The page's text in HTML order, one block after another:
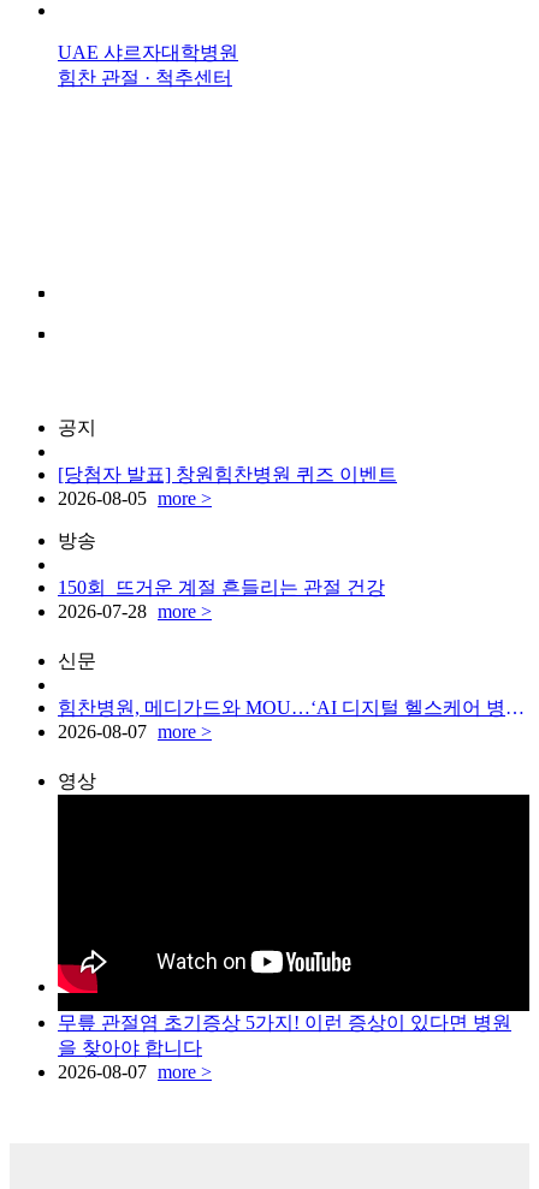
UAE 샤르자대학병원
힘찬 관절 · 척추센터
공지
[당첨자 발표] 창원힘찬병원 퀴즈 이벤트
2026-08-05 more >
방송
150회_뜨거운 계절 흔들리는 관절 건강
2026-07-28 more >
신문
힘찬병원, 메디가드와 MOU…‘AI 디지털 헬스케어 병원’ 도약
2026-08-07 more >
영상
무릎 관절염 초기증상 5가지! 이런 증상이 있다면 병원
을 찾아야 합니다
2026-08-07 more >